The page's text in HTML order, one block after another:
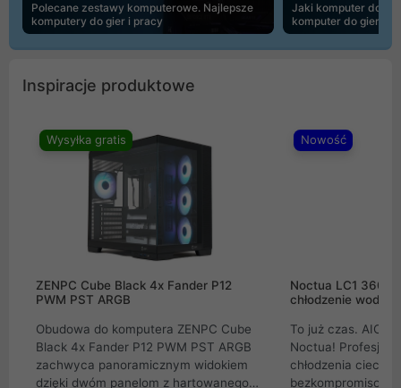
Polecane zestawy komputerowe. Najlepsze
komputery do gier i pracy
Jaki komputer do
komputer do gier |
Inspiracje produktowe
Wysyłka gratis
ZENPC Cube Black 4x Fander P12
PWM PST ARGB
Obudowa do komputera ZENPC Cube
Black 4x Fander P12 PWM PST ARGB
zachwyca panoramicznym widokiem
dzięki dwóm panelom z hartowanego
Nowość
Noctua LC1
chłodzenie wodne
To już czas. AIO
Noctua!
chłodzenia cieczą